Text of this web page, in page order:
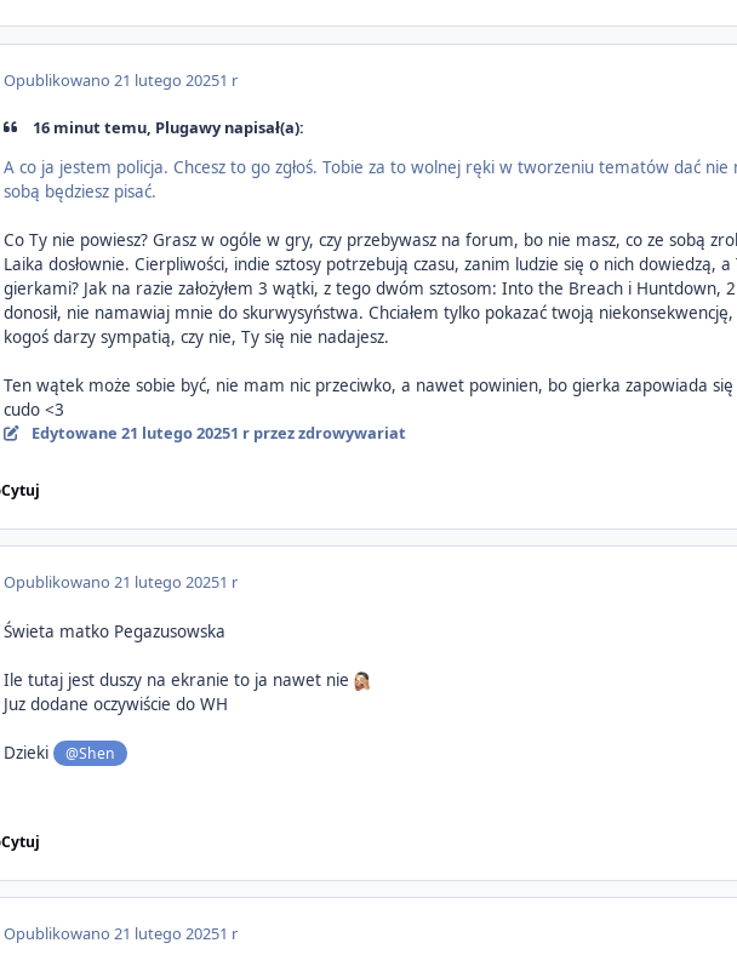
Opublikowano21 lutego 20251 r
16 minut temu, Plugawy napisał(a):
A co ja jestem policja. Chcesz to go zgłoś. Tobie za to wolnej ręki w tworzeniu tematów dać
sobą będziesz pisać.
Co Ty nie powiesz? Grasz w ogóle w gry, czy przebywasz na forum, bo nie masz, co ze sobą
Laika dosłownie. Cierpliwości, indie sztosy potrzebują czasu, zanim ludzie się o nich
gierkami? Jak na razie założyłem 3 wątki, z tego dwóm sztosom: Into the Breach i Huntdown,
donosił, nie namawiaj mnie do skurwysyństwa. Chciałem tylko pokazać twoją
kogoś darzy sympatią, czy nie, Ty się nie nadajesz.
Ten wątek może sobie być, nie mam nic przeciwko, a nawet powinien, bo gierka zapowiada
cudo <3
Edytowane 21 lutego 20251 r przez zdrowywariat
Cytuj
Opublikowano21 lutego 20251 r
Świeta matko Pegazusowska
Ile tutaj jest duszy na ekranie to ja nawet nie
Juz dodane oczywiście do WH
Dzieki @Shen
Cytuj
Opublikowano21 lutego 20251 r